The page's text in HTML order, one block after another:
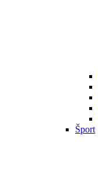
Šport